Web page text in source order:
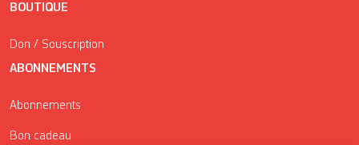
BOUTIQUE
Don / Souscription
ABONNEMENTS
Abonnements
Bon cadeau